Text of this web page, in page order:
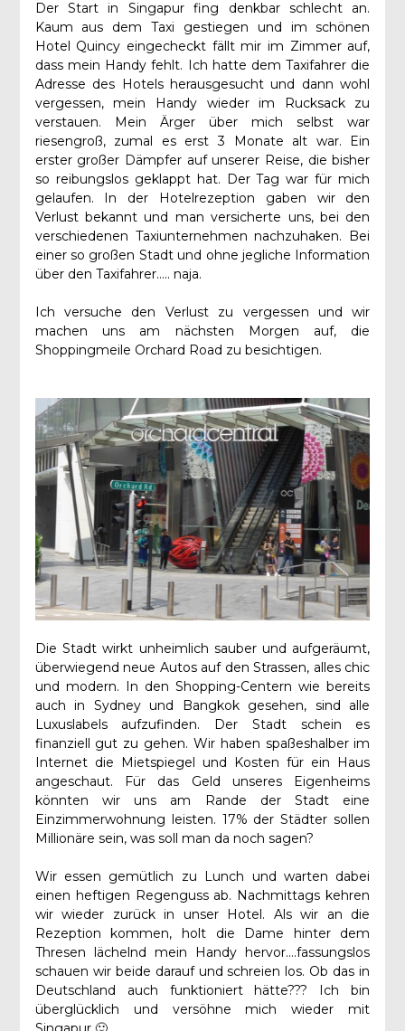
Der Start in Singapur fing denkbar schlecht an.
Kaum aus dem Taxi gestiegen und im schönen
Hotel Quincy eingecheckt fällt mir im Zimmer auf,
dass mein Handy fehlt. Ich hatte dem Taxifahrer die
Adresse des Hotels herausgesucht und dann wohl
vergessen, mein Handy wieder im Rucksack zu
verstauen. Mein Ärger über mich selbst war
riesengroß, zumal es erst 3 Monate alt war. Ein
erster großer Dämpfer auf unserer Reise, die bisher
so reibungslos geklappt hat. Der Tag war für mich
gelaufen. In der Hotelrezeption gaben wir den
Verlust bekannt und man versicherte uns, bei den
verschiedenen Taxiunternehmen nachzuhaken. Bei
einer so großen Stadt und ohne jegliche Information
über den Taxifahrer….. naja.
Ich versuche den Verlust zu vergessen und wir
machen uns am nächsten Morgen auf, die
Shoppingmeile Orchard Road zu besichtigen.
Die Stadt wirkt unheimlich sauber und aufgeräumt,
überwiegend neue Autos auf den Strassen, alles chic
und modern. In den Shopping-Centern wie bereits
auch in Sydney und Bangkok gesehen, sind alle
Luxuslabels aufzufinden. Der Stadt schein es
finanziell gut zu gehen. Wir haben spaßeshalber im
Internet die Mietspiegel und Kosten für ein Haus
angeschaut. Für das Geld unseres Eigenheims
könnten wir uns am Rande der Stadt eine
Einzimmerwohnung leisten. 17% der Städter sollen
Millionäre sein, was soll man da noch sagen?
Wir essen gemütlich zu Lunch und warten dabei
einen heftigen Regenguss ab. Nachmittags kehren
wir wieder zurück in unser Hotel. Als wir an die
Rezeption kommen, holt die Dame hinter dem
Thresen lächelnd mein Handy hervor….fassungslos
schauen wir beide darauf und schreien los. Ob das in
Deutschland auch funktioniert hätte??? Ich bin
überglücklich und versöhne mich wieder mit